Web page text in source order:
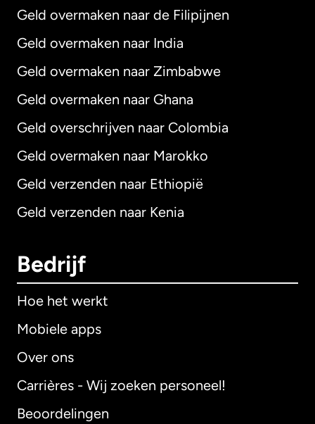
Geld overmaken naar de Filipijnen
Geld overmaken naar India
Geld overmaken naar Zimbabwe
Geld overmaken naar Ghana
Geld overschrijven naar Colombia
Geld overmaken naar Marokko
Geld verzenden naar Ethiopië
Geld verzenden naar Kenia
Bedrijf
Hoe het werkt
Mobiele apps
Over ons
Carrières - Wij zoeken personeel!
Beoordelingen